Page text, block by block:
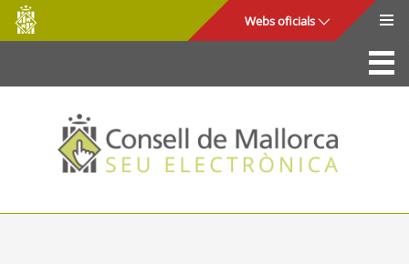
Salta al contingut principal
Consell
de
Mallorca
Webs oficials
La Seu
Consell de Mallorca
Accés i seguretat
Utilitats